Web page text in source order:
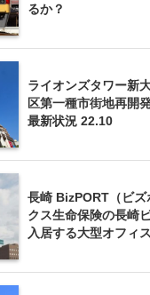
るか？
ライオンズタワー新
区第一種市街地再開
最新状況 22.10
長崎 BizPORT（ビズ
クス生命保険の長崎
入居する大型オフィ